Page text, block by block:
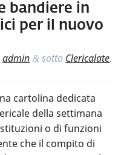
bandiere in
per il nuovo
admin & sotto Clericalate,
cartolina dedicata
della settimana
o di funzioni
che il compito di